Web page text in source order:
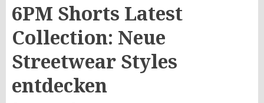
6PM Shorts Latest
Collection: Neue
Streetwear Styles
entdecken